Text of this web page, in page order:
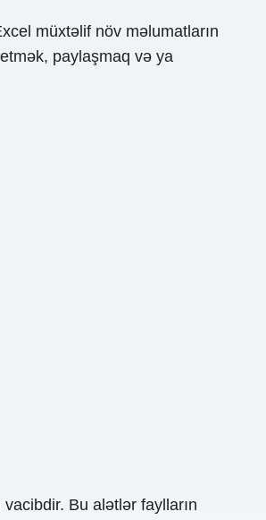
müxtəlif növ məlumatların
paylaşmaq və ya
Bu alətlər faylların